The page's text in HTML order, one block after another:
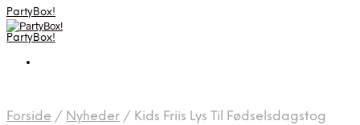
PartyBox!
PartyBox!
Forside / Nyheder / Kids Friis Lys Til Fødselsdagstog